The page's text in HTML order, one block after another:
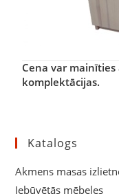
Cena var
komplektācijas.
Katalogs
Akmens masas
Iebūvētās mēbeles